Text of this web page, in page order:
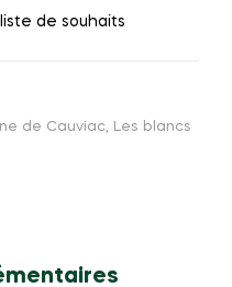
de souhaits
de Cauviac, Les blancs